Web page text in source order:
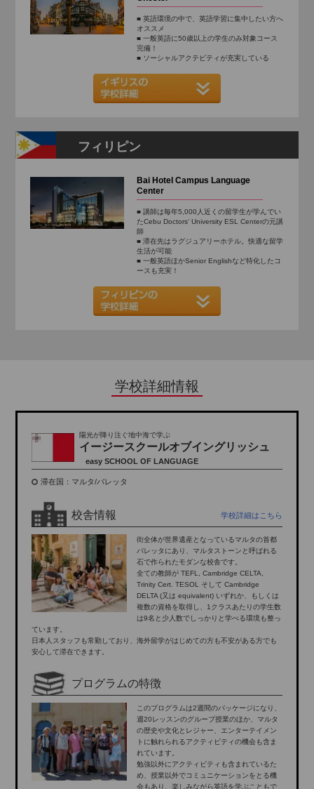
■ 英語環境の中で、英語学習に集中したい方へ
オススメ
■ 一般英語に50歳以上の学生のみ対象コース
完備！
■ ソーシャルアクテビティが充実している
フィリピン
Bai Hotel Campus Language
Center
■ 講師は毎年5,000人近くの留学生が学んでい
たCebu Doctors‘ University ESL Centerの元講
師
■ 滞在先はラグジュアリーホテル。快適な留学
生活が可能
■ 一般英語ほかSenior Englishなど特化したコ
ースも充実！
学校詳細情報
陽光が降り注ぐ地中海で学ぶ
イージースクールオブイングリッシュ
easy SCHOOL OF LANGUAGE
滞在国：マルタ/バレッタ
校舎情報 学校詳細はこちら
街全体が世界遺産となっているマルタの首都
バレッタにあり、マルタストーンと呼ばれる
石で作られたモダンな校舎です。
全ての教師が TEFL, Cambridge CELTA,
Trinity Cert. TESOL そして Cambridge
DELTA (又は equivalent) いずれか、もしくは
複数の資格を取得し、1クラスあたりの学生数
は9名と少人数でしっかりと学べる環境も整っ
ています。
日本人スタッフも常勤しており、海外留学がはじめての方も不安がある方でも
安心して滞在できます。
プログラムの特徴
このプログラムは2週間のパッケージになり、
週20レッスンのグループ授業のほか、マルタ
の歴史や文化とレジャー、エンターテイメン
トに触れられるアクティビティの機会も含ま
れています。
勉強以外にアクティビティも含まれているた
め、授業以外でコミュニケーションをとる機
会もあり、楽しみながら英語を学ぶこともで